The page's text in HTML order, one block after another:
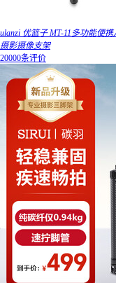
ulanzi 优篮子 MT-11多功能便
摄影摄像支架
20000条评价